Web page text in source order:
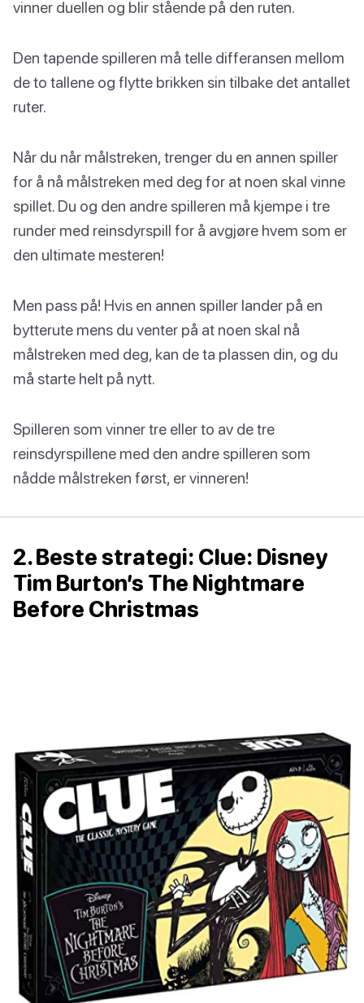
vinner duellen og blir stående på den ruten.
Den tapende spilleren må telle differansen mellom
de to tallene og flytte brikken sin tilbake det antallet
ruter.
Når du når målstreken, trenger du en annen spiller
for å nå målstreken med deg for at noen skal vinne
spillet. Du og den andre spilleren må kjempe i tre
runder med reinsdyrspill for å avgjøre hvem som er
den ultimate mesteren!
Men pass på! Hvis en annen spiller lander på en
bytterute mens du venter på at noen skal nå
målstreken med deg, kan de ta plassen din, og du
må starte helt på nytt.
Spilleren som vinner tre eller to av de tre
reinsdyrspillene med den andre spilleren som
nådde målstreken først, er vinneren!
2. Beste strategi: Clue: Disney
Tim Burton’s The Nightmare
Before Christmas